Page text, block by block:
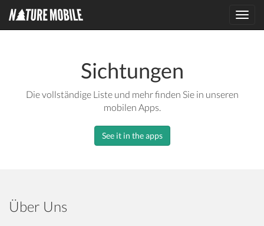
Sichtungen
Die vollständige Liste und mehr finden Sie in unseren
mobilen Apps.
See it in the apps
Über Uns